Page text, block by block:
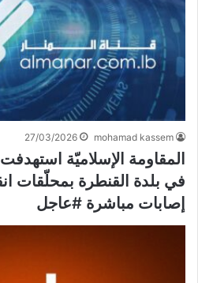
mohamad kassem
27/03/2026
المقاومة الإسلاميّة
في بلدة القنطرة بمحلّقات
إصابات مباشرة #عاجل